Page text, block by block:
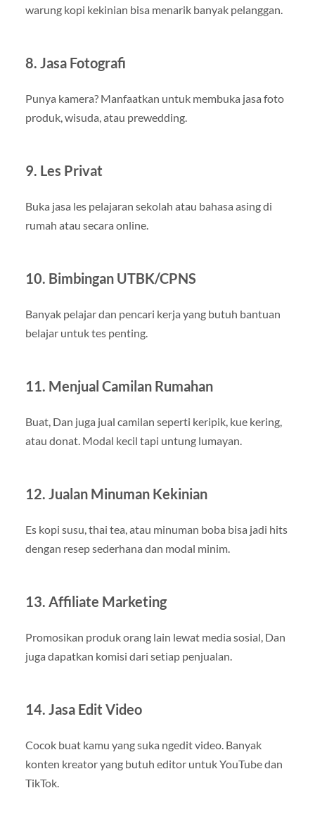
warung kopi kekinian bisa menarik banyak pelanggan.
8. Jasa Fotografi
Punya kamera? Manfaatkan untuk membuka jasa foto
produk, wisuda, atau prewedding.
9. Les Privat
Buka jasa les pelajaran sekolah atau bahasa asing di
rumah atau secara online.
10. Bimbingan UTBK/CPNS
Banyak pelajar dan pencari kerja yang butuh bantuan
belajar untuk tes penting.
11. Menjual Camilan Rumahan
Buat, Dan juga jual camilan seperti keripik, kue kering,
atau donat. Modal kecil tapi untung lumayan.
12. Jualan Minuman Kekinian
Es kopi susu, thai tea, atau minuman boba bisa jadi hits
dengan resep sederhana dan modal minim.
13. Affiliate Marketing
Promosikan produk orang lain lewat media sosial, Dan
juga dapatkan komisi dari setiap penjualan.
14. Jasa Edit Video
Cocok buat kamu yang suka ngedit video. Banyak
konten kreator yang butuh editor untuk YouTube dan
TikTok.